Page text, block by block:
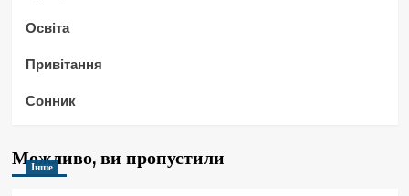
Освіта
Привітання
Сонник
Можливо, ви пропустили
Інше